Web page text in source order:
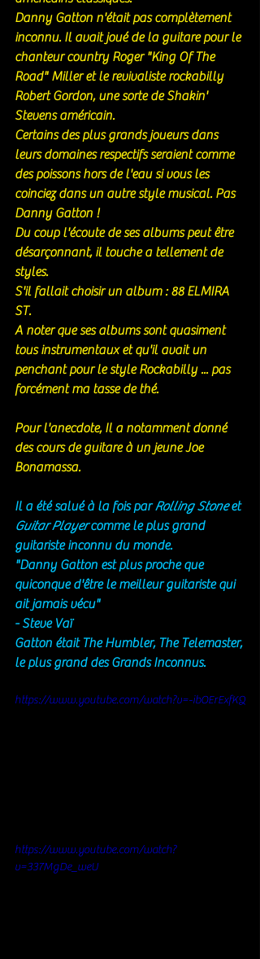
Danny Gatton n'était pas complètement
inconnu. Il avait joué de la guitare pour le
chanteur country Roger "King Of The
Road" Miller et le revivaliste rockabilly
Robert Gordon, une sorte de Shakin'
Stevens américain.
Certains des plus grands joueurs dans
leurs domaines respectifs seraient comme
des poissons hors de l'eau si vous les
coinciez dans un autre style musical. Pas
Danny Gatton !
Du coup l'écoute de ses albums peut être
désarçonnant, il touche a tellement de
styles.
S'il fallait choisir un album : 88 ELMIRA
ST.
A noter que ses albums sont quasiment
tous instrumentaux et qu'il avait un
penchant pour le style Rockabilly ... pas
forcément ma tasse de thé.
Pour l'anecdote, Il a notamment donné
des cours de guitare à un jeune Joe
Bonamassa.
Il a été salué à la fois par Rolling Stone et
Guitar Player comme le plus grand
guitariste inconnu du monde.
"Danny Gatton est plus proche que
quiconque d'être le meilleur guitariste qui
ait jamais vécu"
- Steve Vaï
Gatton était The Humbler, The Telemaster,
le plus grand des Grands Inconnus.
https://www.youtube.com/watch?v=-ibOErExfKQ
https://www.youtube.com/watch?
v=337MgDe_weU